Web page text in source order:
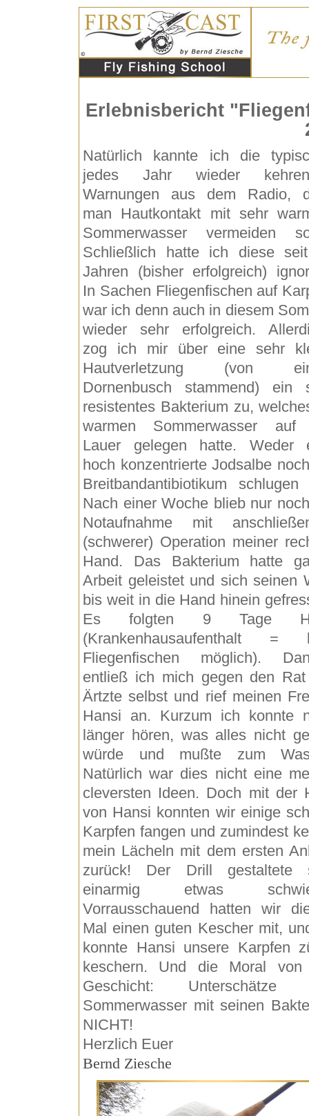
Erlebnisbericht
Natürlich kannte ich die
jedes Jahr wieder
Warnungen aus dem Radio,
man Hautkontakt mit sehr
Sommerwasser vermeiden
Schließlich hatte ich diese
Jahren (bisher erfolgreich)
In Sachen Fliegenfischen auf
war ich denn auch in diesem
wieder sehr erfolgreich.
zog ich mir über eine sehr
Hautverletzung (von
Dornenbusch stammend) ein
resistentes Bakterium zu,
warmen Sommerwasser auf
Lauer gelegen hatte. Weder
hoch konzentrierte Jodsalbe
Breitbandantibiotikum
Nach einer Woche blieb nur
Notaufnahme mit
(schwerer) Operation meiner
Hand. Das Bakterium hatte
Arbeit geleistet und sich seinen
bis weit in die Hand hinein
Es folgten 9 Tage
(Krankenhausaufenthalt =
Fliegenfischen möglich).
entließ ich mich gegen den
Ärtzte selbst und rief meinen
Hansi an. Kurzum ich konnte
länger hören, was alles nicht
würde und mußte zum
Natürlich war dies nicht eine
cleversten Ideen. Doch mit der
von Hansi konnten wir einige
Karpfen fangen und zumindest
mein Lächeln mit dem ersten
zurück! Der Drill gestaltete
einarmig etwas
Vorrausschauend hatten wir
Mal einen guten Kescher mit,
konnte Hansi unsere Karpfen
keschern. Und die Moral von
Geschicht: Unterschätze
Sommerwasser mit seinen
NICHT!
Herzlich Euer
Bernd Ziesche